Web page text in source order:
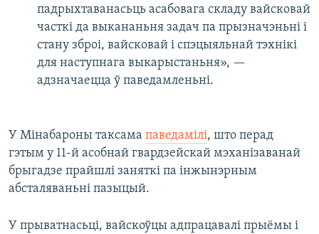
падрыхтаванасьць асабовага складу вайсковай
часткі да выкананьня задач па прызначэньні і
стану зброі, вайсковай і спэцыяльнай тэхнікі
для наступнага выкарыстаньня», —
адзначаецца ў паведамленьні.
У Мінабароны таксама паведамілі, што перад
гэтым у 11-й асобнай гвардзейскай мэханізаванай
брыгадзе прайшлі заняткі па інжынэрным
абсталяваньні пазыцый.
У прыватнасьці, вайскоўцы адпрацавалі прыёмы і